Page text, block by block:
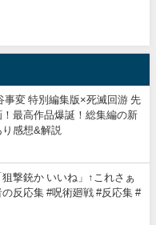
事変 特別編集版×死滅回游 先
最高作品爆誕！総集編の新
感想&解説
狙撃銃か いいね」↑これさぁ
反応集 #呪術廻戦 #反応集 #